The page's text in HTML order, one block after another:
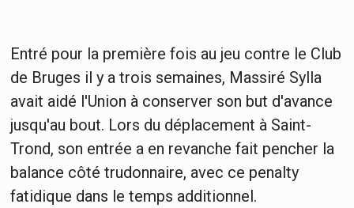
Entré pour la première fois au jeu contre le Club
de Bruges il y a trois semaines, Massiré Sylla
avait aidé l'Union à conserver son but d'avance
jusqu'au bout. Lors du déplacement à Saint-
Trond, son entrée a en revanche fait pencher la
balance côté trudonnaire, avec ce penalty
fatidique dans le temps additionnel.